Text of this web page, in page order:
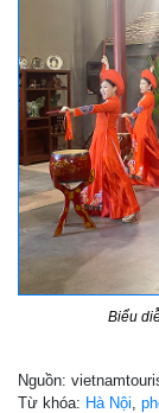
Biểu
Nguồn:
Từ khóa: Hà Nội